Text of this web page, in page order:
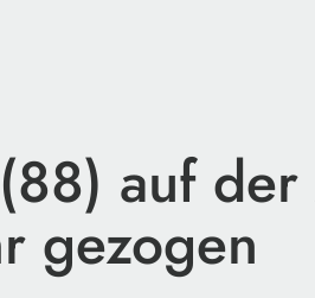
auf
gezogen